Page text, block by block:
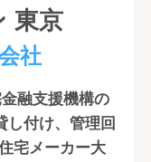
東京
社
融支援機構の
し付け、管理回
宅メーカー大